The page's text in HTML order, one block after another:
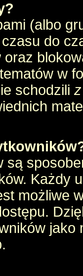
(albo
do
w
schodzili
są
Każdy
możliwe